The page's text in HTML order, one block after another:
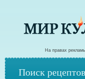
На правах
Поиск рецептов